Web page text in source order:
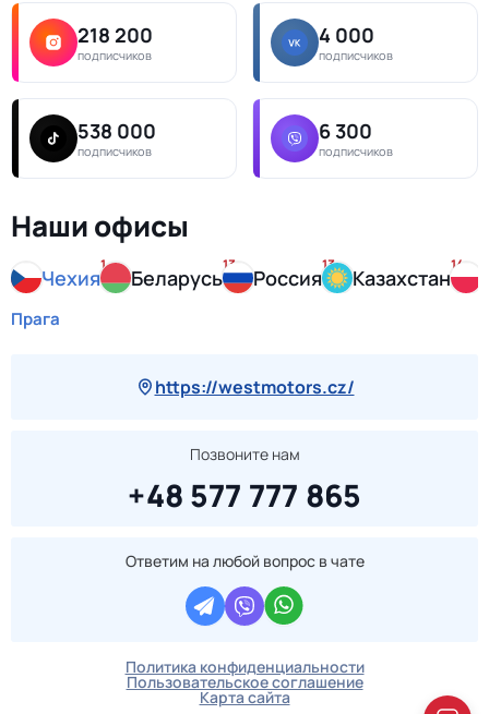
218 200
подписчиков
4 000
подписчиков
538 000
подписчиков
6 300
подписчиков
Наши офисы
Чехия
1
Беларусь
13
Россия
13
Казахстан
14
Прага
https://westmotors.cz/
Позвоните нам
+48 577 777 865
Ответим на любой вопрос в чате
Политика конфиденциальности
Пользовательское соглашение
Карта сайта